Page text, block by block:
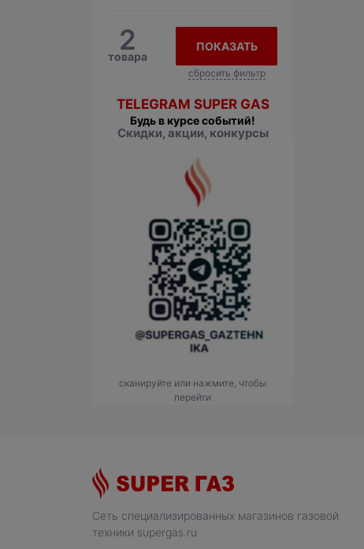
2
товара
ПОКАЗАТЬ
сбросить фильтр
TELEGRAM SUPER GAS
Будь в курсе событий!
Скидки, акции, конкурсы
сканируйте или нажмите, чтобы
перейти
Сеть специализированных магазинов газовой
техники supergas.ru